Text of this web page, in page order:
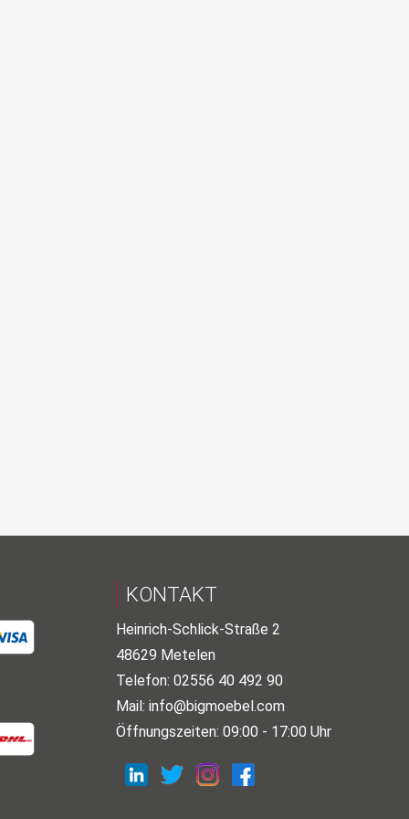
KONTAKT
Heinrich-Schlick-Straße 2
48629 Metelen
Telefon: 02556 40 492 90
Mail: info@bigmoebel.com
Öffnungszeiten: 09:00 - 17:00 Uhr